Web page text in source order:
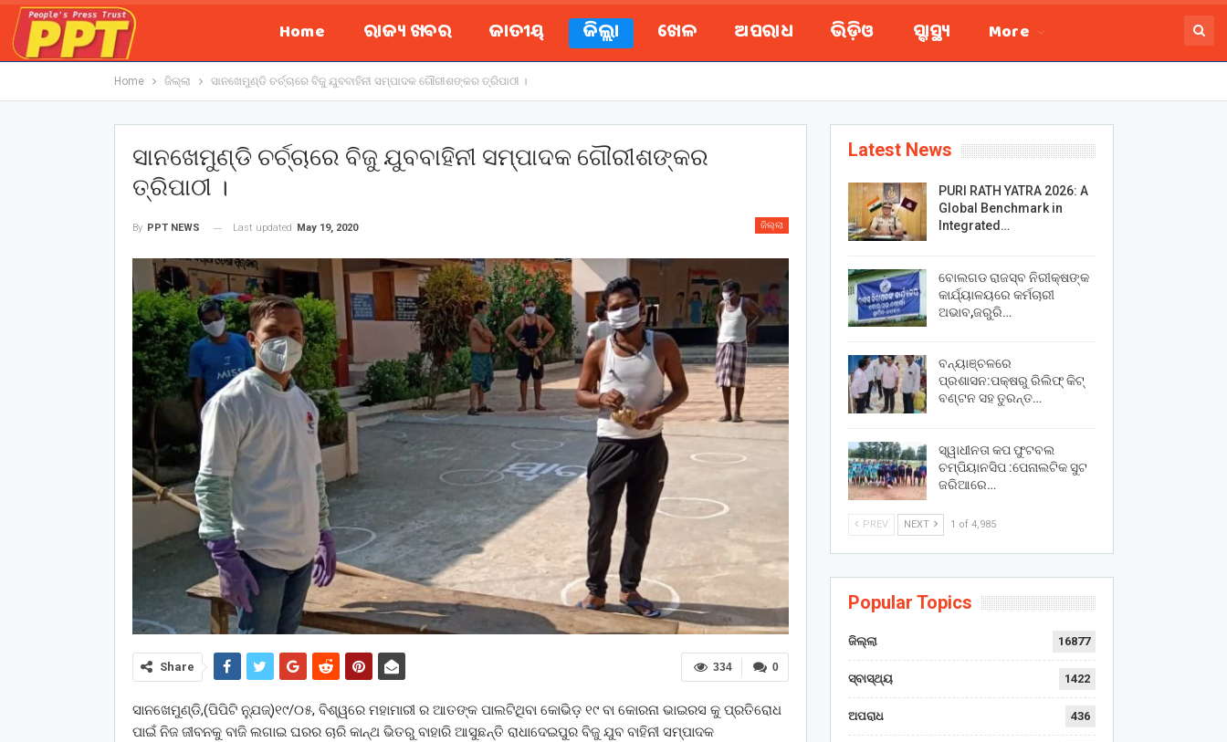
Home ରାଜ୍ୟ ଖବର ଜାତୀୟ ଜିଲ୍ଲା ଖେଳ ଅପରାଧ ଭିଡ଼ିଓ ସ୍ବାସ୍ଥ୍ୟ More
Home ଜିଲ୍ଲା ସାନଖେମୁଣ୍ଡି ଚର୍ଚ୍ଚାରେ ବିଜୁ ଯୁବବାହିନୀ ସମ୍ପାଦକ ଗୌରୀଶଙ୍କର ତ୍ରିପାଠୀ ।
ସାନଖେମୁଣ୍ଡି ଚର୍ଚ୍ଚାରେ ବିଜୁ ଯୁବବାହିନୀ ସମ୍ପାଦକ ଗୌରୀଶଙ୍କର
ତ୍ରିପାଠୀ ।
ଜିଲ୍ଲା
By PPT NEWS Last updated May 19, 2020
0
334
Share
ସାନଖେମୁଣ୍ଡି,(ପିପିଟି ନ୍ଯୁଜ୍)୧୯/୦୫, ବିଶ୍ୱରେ ମହାମାରୀ ର ଆତଙ୍କ ପାଲଟିଥିବା କୋଭିଡ଼ ୧୯ ବା କୋରନା ଭାଇରସ କୁ ପ୍ରତିରୋଧ
ପାଇଁ ନିଜ ଜୀବନକୁ ବାଜି ଲଗାଇ ଘରର ଚାରି କାନ୍ଥ ଭିତରୁ ବାହାରି ଆସୁଛନ୍ତି ରାଧାଦେଇପୁର ବିଜୁ ଯୁବ ବାହିନୀ ସମ୍ପାଦକ
Latest News
PURI RATH YATRA 2026: A
Global Benchmark in
Integrated…
ବୋଲଗଡ ରାଜସ୍ବ ନିରୀକ୍ଷଙ୍କ
କାର୍ଯ୍ୟାଳୟରେ କର୍ମଚାରୀ
ଅଭାବ,ଜରୁରି…
ବନ୍ୟାଞ୍ଚଳରେ
ପ୍ରଶାସନ:ପକ୍ଷରୁ ରିଲିଫ୍ କିଟ୍
ବଣ୍ଟନ ସହ ତୁରନ୍ତ…
ସ୍ୱାଧୀନତା କପ ଫୁଟବଲ
ଚମ୍ପିୟାନସିପ :ପେନାଲଟିକ ସୁଟ
ଜରିଆରେ…
PREV NEXT 1 of 4,985
Popular Topics
ଜିଲ୍ଲା 16877
ସ୍ବାସ୍ଥ୍ୟ 1422
ଅପରାଧ 436